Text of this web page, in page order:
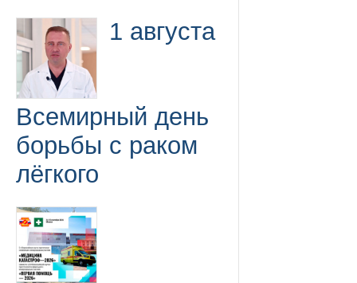
1 августа
Всемирный день
борьбы с раком
лёгкого